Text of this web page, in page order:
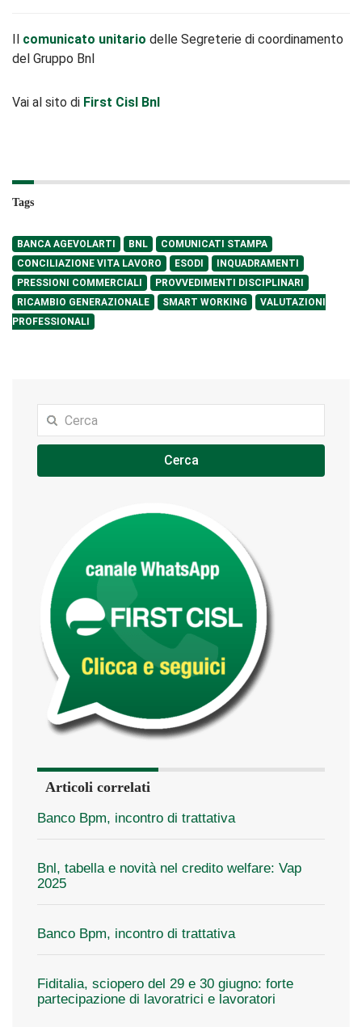
Il comunicato unitario delle Segreterie di coordinamento
del Gruppo Bnl
Vai al sito di First Cisl Bnl
Tags
BANCA AGEVOLARTI BNL
COMUNICATI STAMPA
CONCILIAZIONE VITA LAVORO
ESODI
INQUADRAMENTI
PRESSIONI COMMERCIALI
PROVVEDIMENTI DISCIPLINARI
RICAMBIO GENERAZIONALE
SMART WORKING
VALUTAZIONI
PROFESSIONALI
Cerca
Articoli correlati
Banco Bpm, incontro di trattativa
Bnl, tabella e novità nel credito welfare: Vap
2025
Banco Bpm, incontro di trattativa
Fiditalia, sciopero del 29 e 30 giugno: forte
partecipazione di lavoratrici e lavoratori